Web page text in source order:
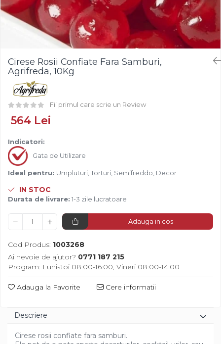
Alune de Padure
Arahide
Fructe Liofilizate
Compot si Cocktail
Arome
Aroma Vanilie
Aroma Rom
Aroma Lamaie
Isomalt
Crocant / Crumble
Lapte Condensat
Topping
Diverse
Creme de Fructe
Umpluturi de Fructe
Bastonase Lemn
Gratare
Ustensile - Diverse
Cirese Rosii Confiate Fara Samburi,
Agrifreda, 10Kg
Fii primul care scrie un Review
564 Lei
Indicatori:
Gata de Utilizare
Ideal pentru: Umpluturi, Torturi, Semifreddo, Decor
IN STOC
Durata de livrare: 1-3 zile lucratoare
Adauga in cos
Cod Produs: 1003268
Ai nevoie de ajutor? 0771 187 215
Program: Luni-Joi 08:00-16:00, Vineri 08:00-14:00
Adauga la Favorite Cere informatii
Descriere
Cirese rosii confiate fara samburi.